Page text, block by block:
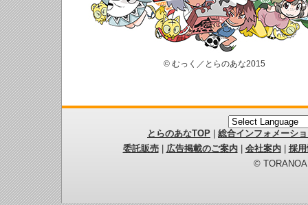
© むっく／とらのあな2015
とらのあなTOP
総合インフォメーシ
委託販売| 広告掲載のご案内| 会社案内| 採
©